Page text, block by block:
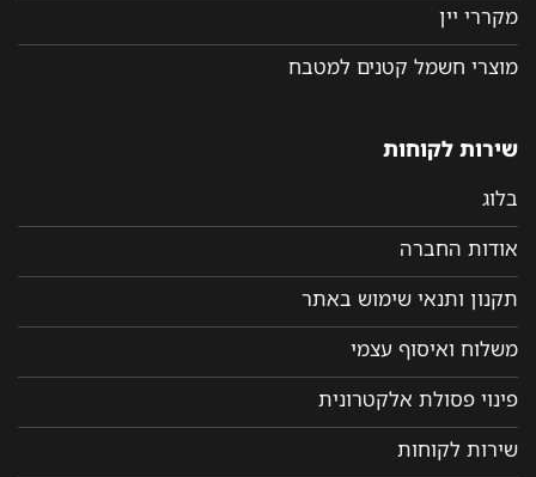
מקררי יין
מוצרי חשמל קטנים למטבח
שירות לקוחות
בלוג
אודות החברה
תקנון ותנאי שימוש באתר
משלוח ואיסוף עצמי
פינוי פסולת אלקטרונית
שירות לקוחות